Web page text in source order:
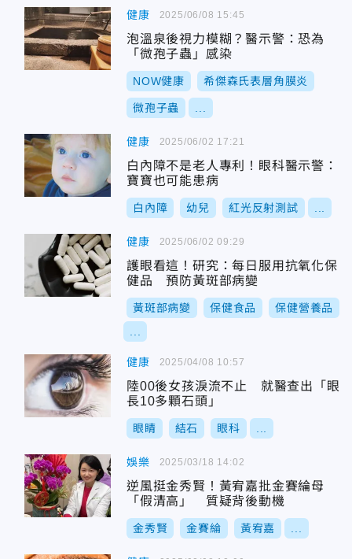
健康
泡溫泉後視力模糊？醫示警：恐為
「微孢子蟲」感染
NOW健康 希傑森氏表層角膜炎
微孢子蟲
2025/06/08 15:45
健康
白內障不是老人專利！眼科醫示警：
寶寶也可能患病
白內障 幼兒 紅光反射測試
2025/06/02 17:21
健康
護眼看這！研究：每日服用抗氧化保
健品 預防黃斑部病變
黃斑部病變 保健食品 保健營養品
2025/06/02 09:29
健康
陸00後女孩淚流不止 就醫查出「眼
長10多顆石頭」
眼睛 結石 眼科
2025/04/08 10:57
娛樂
逆風挺金秀賢！黃宥嘉批金賽綸母
「假清高」 質疑背後動機
金秀賢 金賽綸 黃宥嘉
2025/03/18 14:02